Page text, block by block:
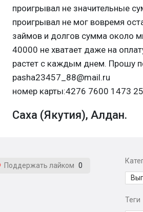
проигрывал не значительные
проигрывал не мог вовремя
займов и долгов сумма около
40000 не хватает даже на
растет с каждым днем. Прошу
pasha23457_88@mail.ru
номер карты:4276 7600 1473
Саха (Якутия), Алдан.
Поддержать лайком 0
Теги